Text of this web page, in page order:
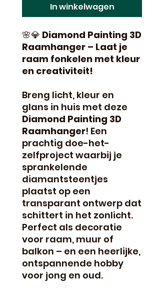
In winkelwagen
🌸💎 Diamond Painting 3D
Raamhanger – Laat je
raam fonkelen met kleur
en creativiteit!
Breng licht, kleur en
glans in huis met deze
Diamond Painting 3D
Raamhanger! Een
prachtig doe-het-
zelfproject waarbij je
sprankelende
diamantsteentjes
plaatst op een
transparant ontwerp dat
schittert in het zonlicht.
Perfect als decoratie
voor raam, muur of
balkon – en een heerlijke,
ontspannende hobby
voor jong en oud.